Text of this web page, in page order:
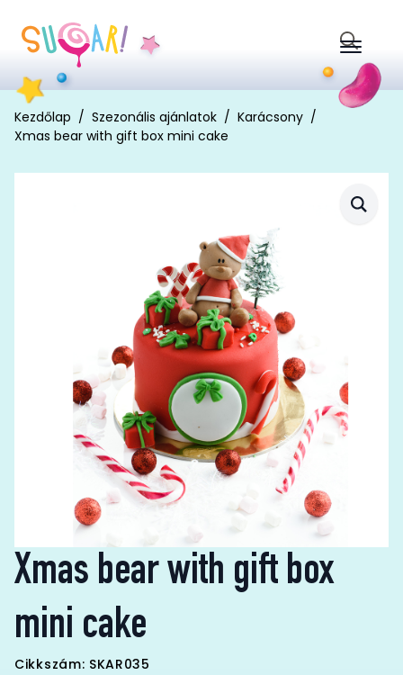
Search
for:
Kezdőlap Szezonális ajánlatok
Karácsony
Xmas bear with gift box mini cake
Xmas bear with gift box
mini cake
Cikkszám: SKAR035